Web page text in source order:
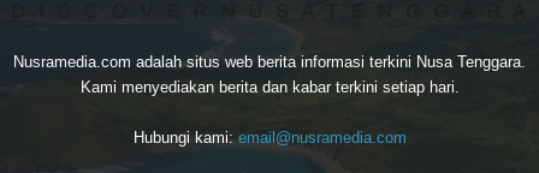
Nusramedia.com adalah situs web berita informasi terkini Nusa Tenggara.
Kami menyediakan berita dan kabar terkini setiap hari.
Hubungi kami: email@nusramedia.com